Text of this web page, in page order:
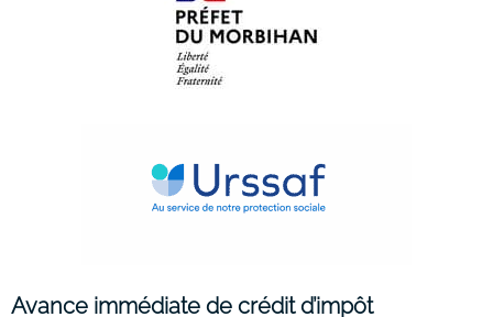
Avance immédiate de crédit d’impôt